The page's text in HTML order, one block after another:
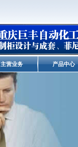
主营业务 产品中心